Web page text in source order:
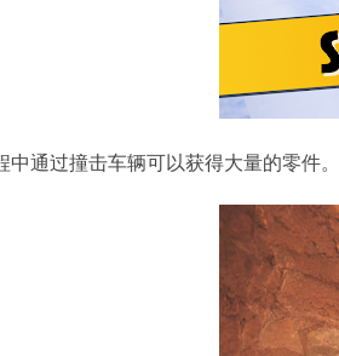
中通过撞击车辆可以获得大量的零件。